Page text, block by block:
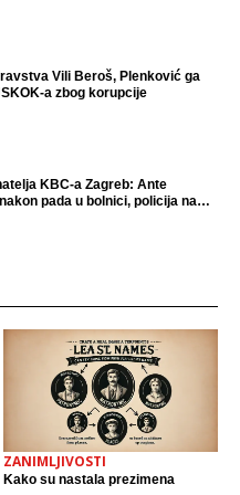
Vili Beroš, Plenković ga
a zbog korupcije
KBC-a Zagreb: Ante
pada u bolnici, policija na
ZANIMLJIVOSTI
Kako su nastala prezimena